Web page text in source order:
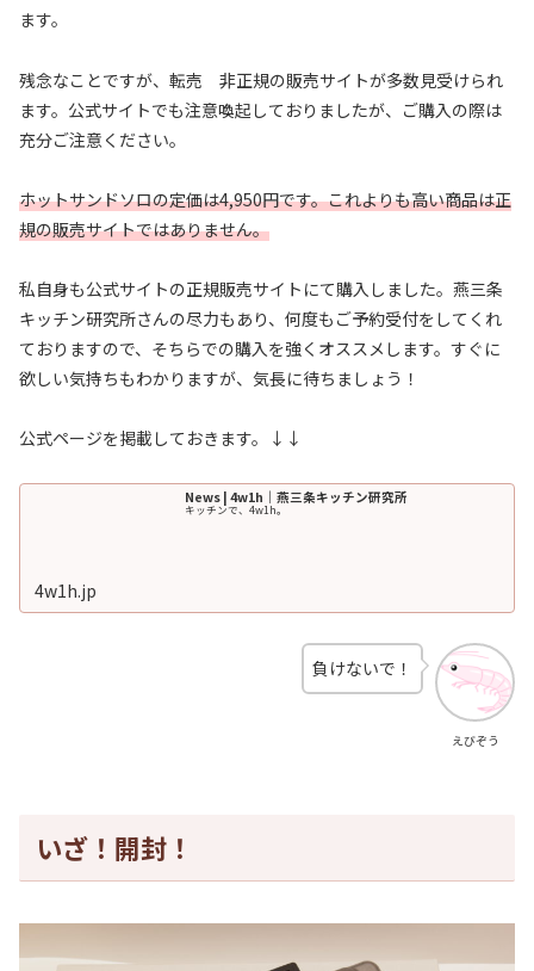
ます。
残念なことですが、転売 非正規の販売サイトが多数見受けられ
ます。公式サイトでも注意喚起しておりましたが、ご購入の際は
充分ご注意ください。
ホットサンドソロの定価は4,950円です。これよりも高い商品は正
規の販売サイトではありません。
私自身も公式サイトの正規販売サイトにて購入しました。燕三条
キッチン研究所さんの尽力もあり、何度もご予約受付をしてくれ
ておりますので、そちらでの購入を強くオススメします。すぐに
欲しい気持ちもわかりますが、気長に待ちましょう！
公式ページを掲載しておきます。↓↓
News | 4w1h｜燕三条キッチン研究所
キッチンで、4w1h。
4w1h.jp
えびぞう
負けないで！
いざ！開封！